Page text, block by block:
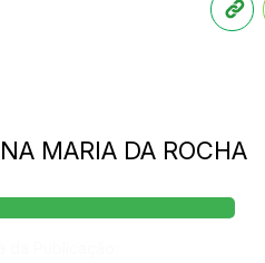
MARIA DA ROCHA